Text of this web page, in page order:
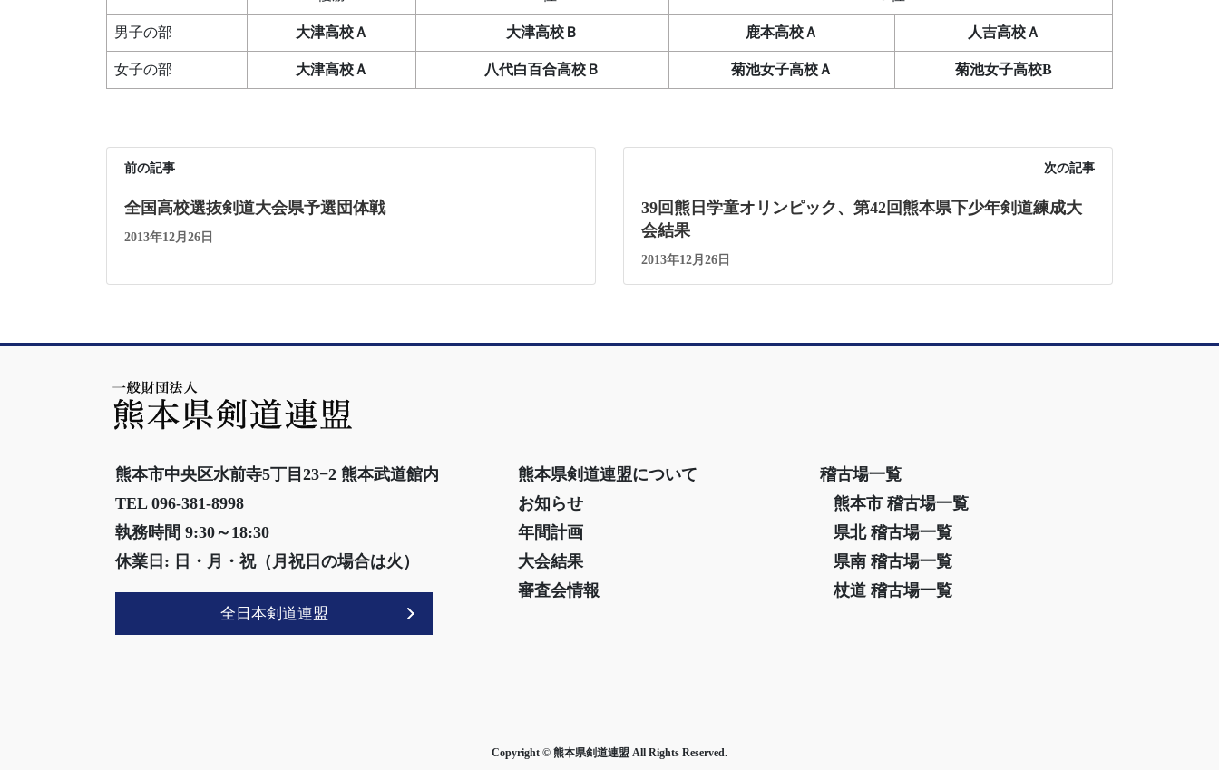
男子の部 大津高校Ａ 大津高校Ｂ 鹿本高校Ａ 人吉高校Ａ
女子の部 大津高校Ａ 八代白百合高校Ｂ 菊池女子高校Ａ 菊池女子高校B
前の記事
全国高校選抜剣道大会県予選団体戦
2013年12月26日
次の記事
39回熊日学童オリンピック、第42回熊本県下少年剣道練成大
会結果
2013年12月26日
熊本市中央区水前寺5丁目23−2 熊本武道館内
TEL 096-381-8998
執務時間 9:30～18:30
休業日: 日・月・祝（月祝日の場合は火）
全日本剣道連盟
熊本県剣道連盟について
お知らせ
年間計画
大会結果
審査会情報
稽古場一覧
熊本市 稽古場一覧
県北 稽古場一覧
県南 稽古場一覧
杖道 稽古場一覧
Copyright © 熊本県剣道連盟 All Rights Reserved.